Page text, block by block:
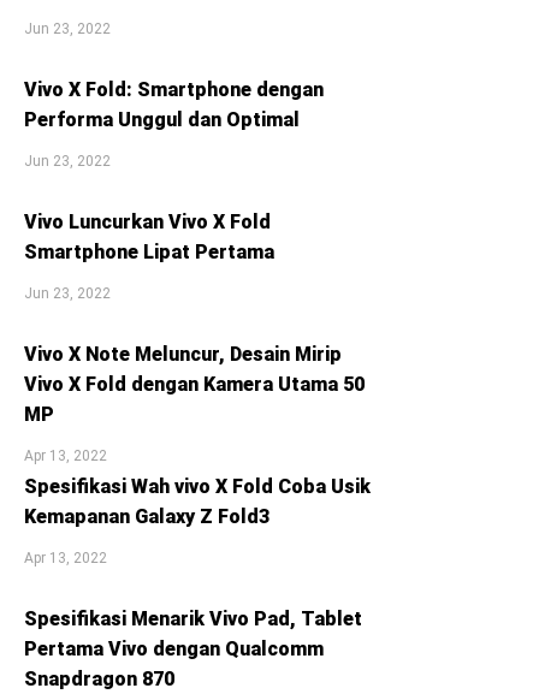
Jun 23, 2022
Vivo X Fold: Smartphone dengan
Performa Unggul dan Optimal
Jun 23, 2022
Vivo Luncurkan Vivo X Fold
Smartphone Lipat Pertama
Jun 23, 2022
Vivo X Note Meluncur, Desain Mirip
Vivo X Fold dengan Kamera Utama 50
MP
Apr 13, 2022
Spesifikasi Wah vivo X Fold Coba Usik
Kemapanan Galaxy Z Fold3
Apr 13, 2022
Spesifikasi Menarik Vivo Pad, Tablet
Pertama Vivo dengan Qualcomm
Snapdragon 870